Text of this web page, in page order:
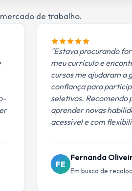
de trabalho.
"Estava procurando
meu currículo e
cursos me ajudaram a
confiança para
seletivos. Recomendo
aprender novas
acessível e com
FE
Fernanda
Em busca de